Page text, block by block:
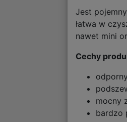
Jest
łatwa w
nawet mini
Cechy
mocny
bardzo